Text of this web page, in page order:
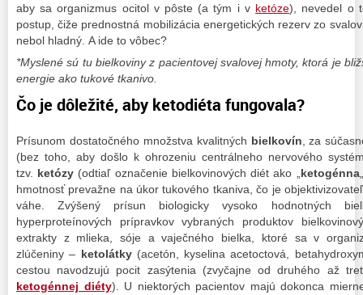
aby sa organizmus ocitol v pôste (a tým i v ketóze), nevedel o
postup, čiže prednostná mobilizácia energetických rezerv zo
nebol hladný. A ide to vôbec?
*Myslené sú tu bielkoviny z pacientovej svalovej hmoty, ktorá je
energie ako tukové tkanivo.
Čo je dôležité, aby ketodiéta fungovala?
Prísunom dostatočného množstva kvalitných bielkovín, za
(bez toho, aby došlo k ohrozeniu centrálneho nervového
tzv. ketózy (odtiaľ označenie bielkovinových diét ako „ketogénna
hmotnosť prevažne na úkor tukového tkaniva, čo je
váhe. Zvýšený prísun biologicky vysoko hodnotných
hyperproteínových prípravkov vybraných produktov
extrakty z mlieka, sóje a vaječného bielka, ktoré sa v
zlúčeniny – ketolátky (acetón, kyselina acetoctová,
cestou navodzujú pocit zasýtenia (zvyčajne od druhého až
ketogénnej diéty). U niektorých pacientov majú dokonca